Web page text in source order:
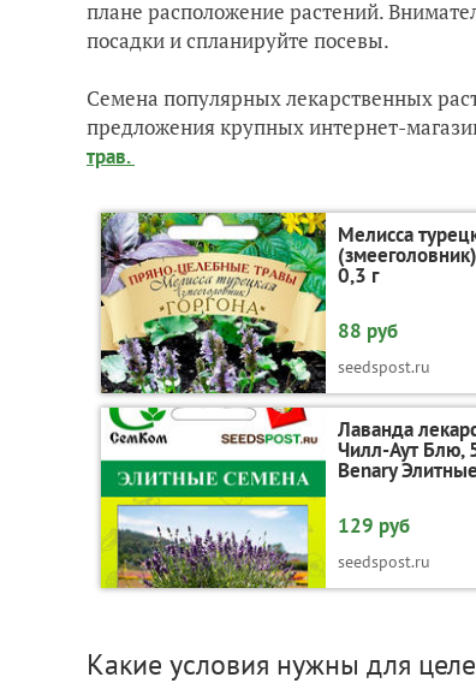
плане расположение растений.
посадки и спланируйте посевы.
Семена популярных лекарственных
предложения крупных интернет-
трав.
Мелисса
0,3 г
88 руб
seedspost.ru
Лаванда
Чилл-Аут Блю,
Benary
129 руб
seedspost.ru
Какие условия нужны для